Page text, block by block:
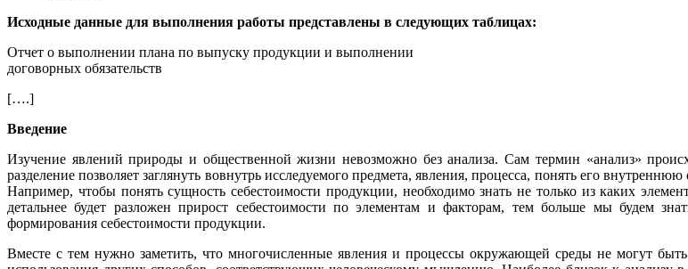
Исходные данные для выполнения работы представлены в следующих таблицах:
Отчет о выполнении плана по выпуску продукции и выполнении
договорных обязательств
[….]
Введение
Изучение явлений природы и общественной жизни невозможно без анализа. Сам термин «анализ»
разделение позволяет заглянуть вовнутрь исследуемого предмета, явления, процесса, понять его
Например, чтобы понять сущность себестоимости продукции, необходимо знать не только из каких
детальнее будет разложен прирост себестоимости по элементам и факторам, тем больше мы будем
формирования себестоимости продукции.
Вместе с тем нужно заметить, что многочисленные явления и процессы окружающей среды не могут